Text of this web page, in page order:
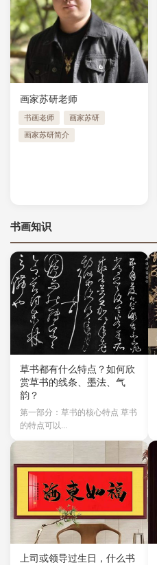
画家苏研老师
书画老师 画家苏研
画家苏研简介
书画知识
草书都有什么特点？如何欣
赏草书的线条、墨法、气
韵？
第一部分：草书的核心特点 草书
的特点可以...
上司或领导过生日，什么书